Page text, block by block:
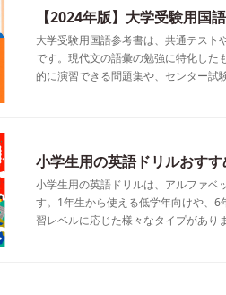
【2024年版】大学受験用国
大学受験用国語参考書は、共通テス
です。現代文の語彙の勉強に特化した
的に演習できる問題集や、センター試
小学生用の英語ドリルおす
小学生用の英語ドリルは、アルファベ
す。1年生から使える低学年向けや、
習レベルに応じた様々なタイプがあり